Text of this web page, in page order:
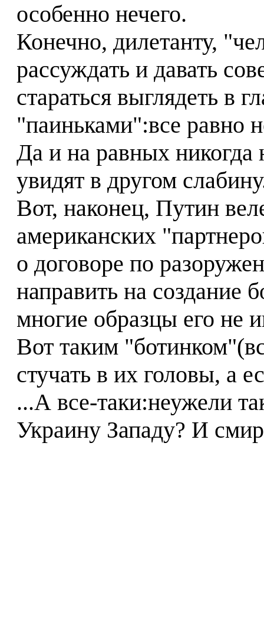
особенно нечего.
Конечно, дилетанту,
рассуждать и давать
стараться выглядеть в
"паиньками":все равно
Да и на равных никогда
увидят в другом
Вот, наконец, Путин
американских
о договоре по
направить на создание
многие образцы его не
Вот таким
стучать в их головы, а
...А все-таки:неужели
Украину Западу? И